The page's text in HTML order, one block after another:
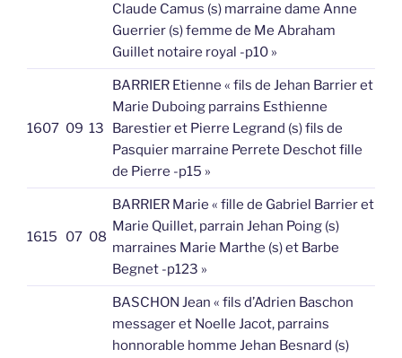
Claude Camus (s) marraine dame Anne
Guerrier (s) femme de Me Abraham
Guillet notaire royal -p10 »
1607 09 13
BARRIER Etienne « fils de Jehan Barrier et
Marie Duboing parrains Esthienne
Barestier et Pierre Legrand (s) fils de
Pasquier marraine Perrete Deschot fille
de Pierre -p15 »
1615 07 08
BARRIER Marie « fille de Gabriel Barrier et
Marie Quillet, parrain Jehan Poing (s)
marraines Marie Marthe (s) et Barbe
Begnet -p123 »
BASCHON Jean « fils d’Adrien Baschon
messager et Noelle Jacot, parrains
honnorable homme Jehan Besnard (s)